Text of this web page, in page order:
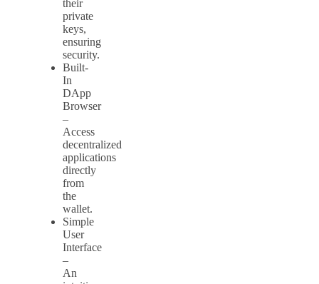
their
private
keys,
ensuring
security.
Built-
In
DApp
Browser
–
Access
decentralized
applications
directly
from
the
wallet.
Simple
User
Interface
–
An